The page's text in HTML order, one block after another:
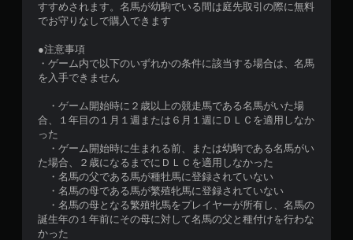
すすめされます。名馬が幼駒でいる間は庭先取引の際に無料
でお守りなしで購入できます
●注意事項
・ゲーム内で以下のいずれかの条件に該当する場合は、名馬
を入手できません
・ゲーム開始時に２歳以上の競走馬である名馬がいた場
合、１年目の１月１週または６月１週にＤＬＣを適用しなか
った
・ゲーム開始時に生まれる前、または幼駒である名馬がい
た場合、２歳になるまでにＤＬＣを適用しなかった
・名馬の父である馬が種牡馬に登録されていない
・名馬の母である馬が繁殖牝馬に登録されていない
・名馬の母となる繁殖牝馬をプレイヤーが所有し、名馬の
誕生年の１年前にその母に対して名馬の父と種付けを行わな
かった